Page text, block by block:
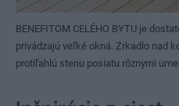
BENEFITOM CELÉHO BYTU je
privádzajú veľké okná. Zrkadlo nad
protiľahlú stenu posiatu rôznymi